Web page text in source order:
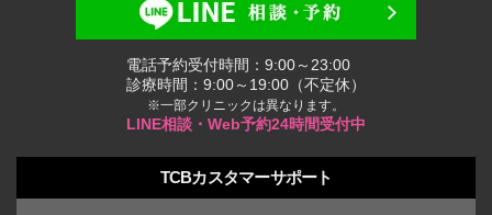
電話予約受付時間：9:00～23:00
診療時間：9:00～19:00（不定休）
※一部クリニックは異なります。
LINE相談・Web予約24時間受付中
TCBカスタマーサポート